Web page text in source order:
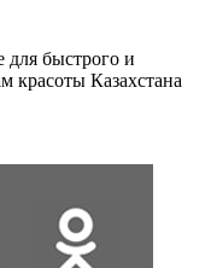
быстрого и
красоты Казахстана